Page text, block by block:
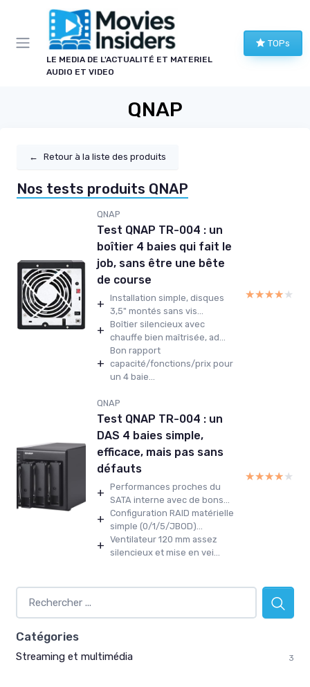
LE MEDIA DE L'ACTUALITÉ ET MATERIEL
AUDIO ET VIDEO
TOPs
QNAP
← Retour à la liste des produits
Nos tests produits QNAP
QNAP
Test QNAP TR-004 : un
boîtier 4 baies qui fait le
job, sans être une bête
de course
+ Installation simple, disques
3,5" montés sans vis...
+ Boîtier silencieux avec
chauffe bien maîtrisée, ad...
+
Bon rapport
capacité/fonctions/prix pour
un 4 baie...
★★★★★
★★★★★
QNAP
Test QNAP TR-004 : un
DAS 4 baies simple,
efficace, mais pas sans
défauts
+ Performances proches du
SATA interne avec de bons...
+ Configuration RAID matérielle
simple (0/1/5/JBOD)...
+ Ventilateur 120 mm assez
silencieux et mise en vei...
★★★★★
★★★★★
Catégories
Streaming et multimédia 3
Panneau de gestion des cookies